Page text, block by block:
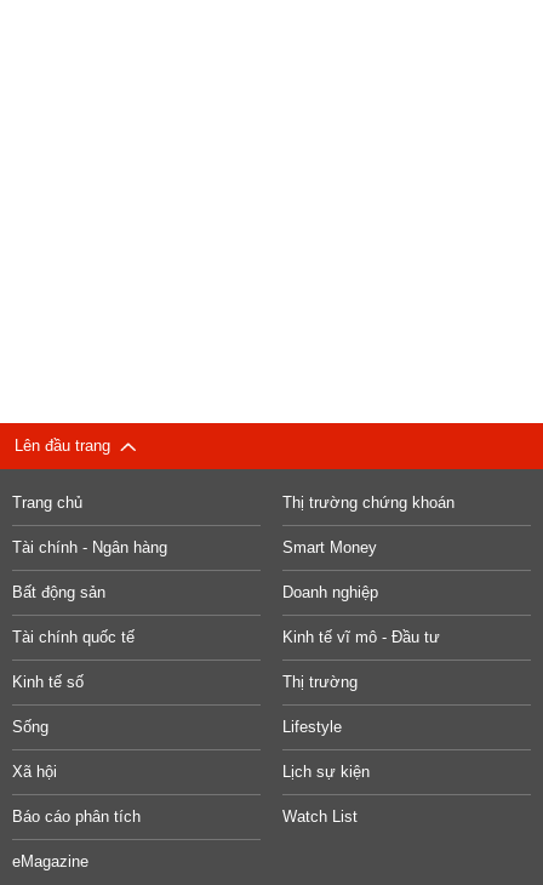
Lên đầu trang
Trang chủ Thị trường chứng khoán
Tài chính - Ngân hàng Smart Money
Bất động sản Doanh nghiệp
Tài chính quốc tế Kinh tế vĩ mô - Đầu tư
Kinh tế số Thị trường
Sống Lifestyle
Xã hội Lịch sự kiện
Báo cáo phân tích Watch List
eMagazine